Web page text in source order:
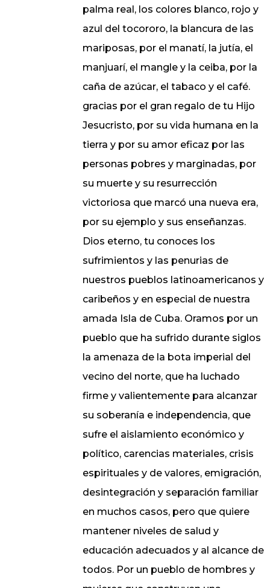
palma real, los colores blanco, rojo y
azul del tocororo, la blancura de las
mariposas, por el manatí, la jutía, el
manjuarí, el mangle y la ceiba, por la
caña de azúcar, el tabaco y el café.
gracias por el gran regalo de tu Hijo
Jesucristo, por su vida humana en la
tierra y por su amor eficaz por las
personas pobres y marginadas, por
su muerte y su resurrección
victoriosa que marcó una nueva era,
por su ejemplo y sus enseñanzas.
Dios eterno, tu conoces los
sufrimientos y las penurias de
nuestros pueblos latinoamericanos y
caribeños y en especial de nuestra
amada Isla de Cuba. Oramos por un
pueblo que ha sufrido durante siglos
la amenaza de la bota imperial del
vecino del norte, que ha luchado
firme y valientemente para alcanzar
su soberanía e independencia, que
sufre el aislamiento económico y
político, carencias materiales, crisis
espirituales y de valores, emigración,
desintegración y separación familiar
en muchos casos, pero que quiere
mantener niveles de salud y
educación adecuados y al alcance de
todos. Por un pueblo de hombres y